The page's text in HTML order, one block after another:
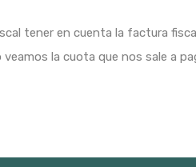
tener en cuenta la factura
la cuota que nos sale a